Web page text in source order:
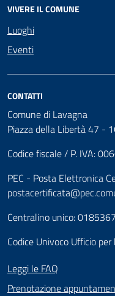
VIVERE IL COMUNE
Luoghi
Eventi
CONTATTI
Comune di Lavagna
Piazza della Libertà 47 -
Codice fiscale / P. IVA:
PEC - Posta Elettronica
Centralino unico:
Codice Univoco Ufficio
Leggi le FAQ
Prenotazione